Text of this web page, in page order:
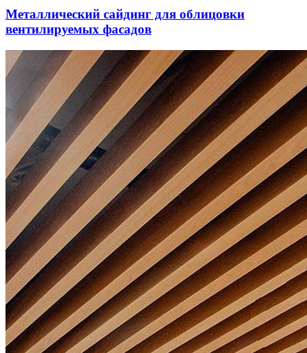
Металлический сайдинг для облицовки
вентилируемых фасадов